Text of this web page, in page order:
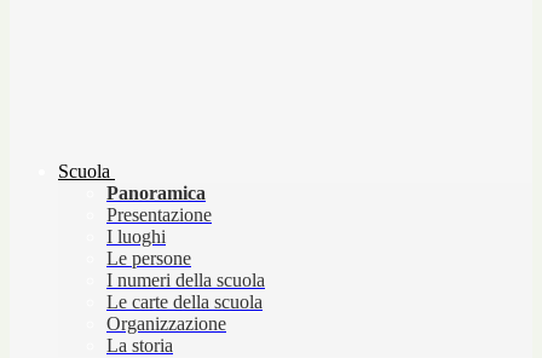
Scuola
Panoramica
Presentazione
I luoghi
Le persone
I numeri della scuola
Le carte della scuola
Organizzazione
La storia